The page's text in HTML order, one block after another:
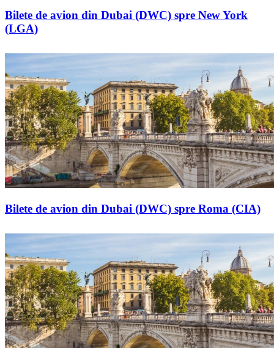
Bilete de avion din Dubai (DWC) spre New York
(LGA)
Bilete de avion din Dubai (DWC) spre Roma (CIA)